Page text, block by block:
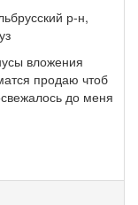
р-н,
вложения
продаю чтоб
до меня